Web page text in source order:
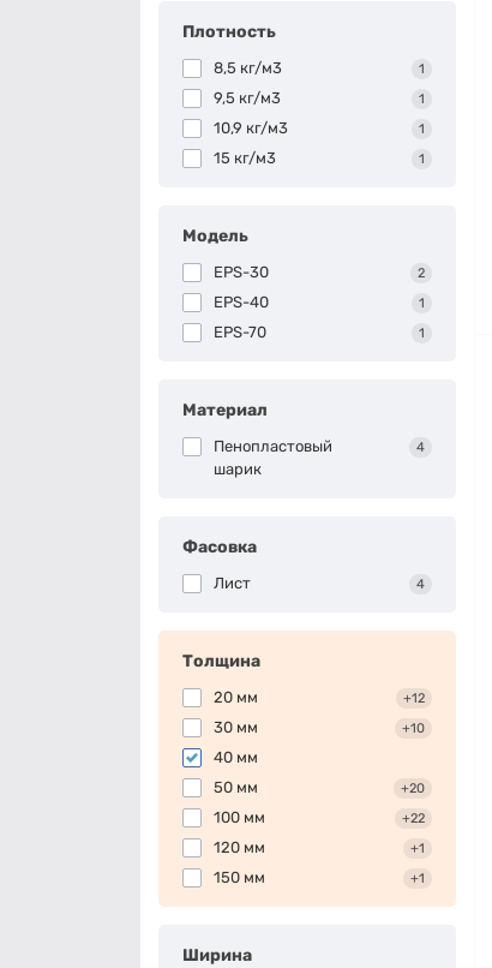
Плотность
8,5 кг/м3 1
9,5 кг/м3 1
10,9 кг/м3 1
15 кг/м3 1
Модель
EPS-30 2
EPS-40 1
EPS-70 1
Материал
Пенопластовый
шарик
4
Фасовка
Лист 4
Толщина
20 мм +12
30 мм +10
40 мм
50 мм
+20
100 мм +22
120 мм +1
150 мм +1
Ширина